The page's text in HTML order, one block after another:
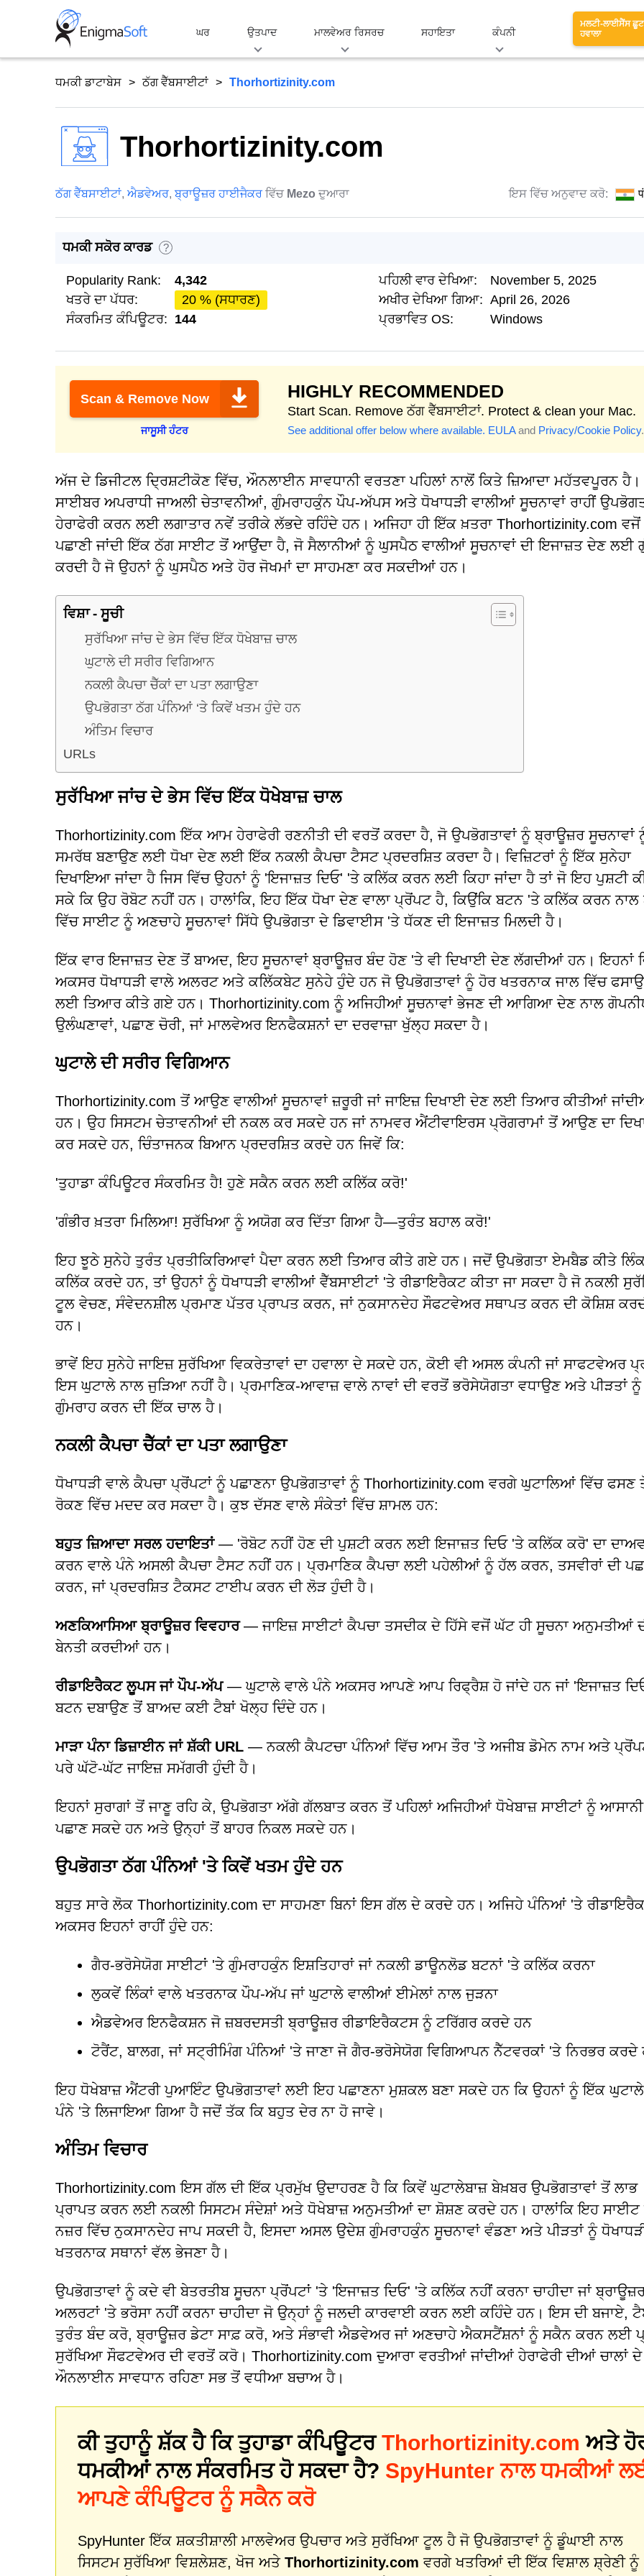
ਘਰ ਉਤਪਾਦ ਮਾਲਵੇਅਰ ਰਿਸਰਚ ਸਹਾਇਤਾ ਕੰਪਨੀ
ਮਲਟੀ-ਲਾਈਸੈਂਸ ਛੂਟ
ਹਵਾਲਾ
ਧਮਕੀ ਡਾਟਾਬੇਸ ਠੱਗ ਵੈੱਬਸਾਈਟਾਂ Thorhortizinity.com
Thorhortizinity.com
ਠੱਗ ਵੈੱਬਸਾਈਟਾਂ, ਐਡਵੇਅਰ,ਬ੍ਰਾਊਜ਼ਰ ਹਾਈਜੈਕਰ ਵਿੱਚ Mezo ਦੁਆਰਾ ਇਸ ਵਿੱਚ ਅਨੁਵਾਦ ਕਰੋ:
ਧਮਕੀ ਸਕੋਰ ਕਾਰਡ ?
Popularity Rank:
4,342
ਖਤਰੇ ਦਾ ਪੱਧਰ:
20 % (ਸਧਾਰਣ)
ਸੰਕਰਮਿਤ ਕੰਪਿਊਟਰ: 144
ਪਹਿਲੀ ਵਾਰ ਦੇਖਿਆ:
November 5, 2025
ਅਖੀਰ ਦੇਖਿਆ ਗਿਆ: April 26, 2026
ਪ੍ਰਭਾਵਿਤ OS:
Windows
Scan & Remove Now
ਜਾਸੂਸੀ ਹੰਟਰ
HIGHLY RECOMMENDED
Start Scan. Remove ਠੱਗ ਵੈੱਬਸਾਈਟਾਂ. Protect & clean your Mac.
See additional offer below where available. EULAand Privacy/Cookie Policy.
ਅੱਜ ਦੇ ਡਿਜੀਟਲ ਦ੍ਰਿਸ਼ਟੀਕੋਣ ਵਿੱਚ, ਔਨਲਾਈਨ ਸਾਵਧਾਨੀ ਵਰਤਣਾ ਪਹਿਲਾਂ ਨਾਲੋਂ ਕਿਤੇ ਜ਼ਿਆਦਾ ਮਹੱਤਵਪੂਰਨ ਹੈ।
ਸਾਈਬਰ ਅਪਰਾਧੀ ਜਾਅਲੀ ਚੇਤਾਵਨੀਆਂ, ਗੁੰਮਰਾਹਕੁੰਨ ਪੌਪ-ਅੱਪਸ ਅਤੇ ਧੋਖਾਧੜੀ ਵਾਲੀਆਂ ਸੂਚਨਾਵਾਂ ਰਾਹੀਂ
ਹੇਰਾਫੇਰੀ ਕਰਨ ਲਈ ਲਗਾਤਾਰ ਨਵੇਂ ਤਰੀਕੇ ਲੱਭਦੇ ਰਹਿੰਦੇ ਹਨ। ਅਜਿਹਾ ਹੀ ਇੱਕ ਖ਼ਤਰਾ Thorhortizinity.com ਵਜੋਂ
ਪਛਾਣੀ ਜਾਂਦੀ ਇੱਕ ਠੱਗ ਸਾਈਟ ਤੋਂ ਆਉਂਦਾ ਹੈ, ਜੋ ਸੈਲਾਨੀਆਂ ਨੂੰ ਘੁਸਪੈਠ ਵਾਲੀਆਂ ਸੂਚਨਾਵਾਂ ਦੀ ਇਜਾਜ਼ਤ ਦੇਣ ਲਈ
ਕਰਦੀ ਹੈ ਜੋ ਉਹਨਾਂ ਨੂੰ ਘੁਸਪੈਠ ਅਤੇ ਹੋਰ ਜੋਖਮਾਂ ਦਾ ਸਾਹਮਣਾ ਕਰ ਸਕਦੀਆਂ ਹਨ।
ਵਿਸ਼ਾ - ਸੂਚੀ
ਸੁਰੱਖਿਆ ਜਾਂਚ ਦੇ ਭੇਸ ਵਿੱਚ ਇੱਕ ਧੋਖੇਬਾਜ਼ ਚਾਲ
ਘੁਟਾਲੇ ਦੀ ਸਰੀਰ ਵਿਗਿਆਨ
ਨਕਲੀ ਕੈਪਚਾ ਚੈੱਕਾਂ ਦਾ ਪਤਾ ਲਗਾਉਣਾ
ਉਪਭੋਗਤਾ ਠੱਗ ਪੰਨਿਆਂ ‘ਤੇ ਕਿਵੇਂ ਖਤਮ ਹੁੰਦੇ ਹਨ
ਅੰਤਿਮ ਵਿਚਾਰ
URLs
ਸੁਰੱਖਿਆ ਜਾਂਚ ਦੇ ਭੇਸ ਵਿੱਚ ਇੱਕ ਧੋਖੇਬਾਜ਼ ਚਾਲ
Thorhortizinity.com ਇੱਕ ਆਮ ਹੇਰਾਫੇਰੀ ਰਣਨੀਤੀ ਦੀ ਵਰਤੋਂ ਕਰਦਾ ਹੈ, ਜੋ ਉਪਭੋਗਤਾਵਾਂ ਨੂੰ ਬ੍ਰਾਊਜ਼ਰ ਸੂਚਨਾਵਾਂ
ਸਮਰੱਥ ਬਣਾਉਣ ਲਈ ਧੋਖਾ ਦੇਣ ਲਈ ਇੱਕ ਨਕਲੀ ਕੈਪਚਾ ਟੈਸਟ ਪ੍ਰਦਰਸ਼ਿਤ ਕਰਦਾ ਹੈ। ਵਿਜ਼ਿਟਰਾਂ ਨੂੰ ਇੱਕ ਸੁਨੇਹਾ
ਦਿਖਾਇਆ ਜਾਂਦਾ ਹੈ ਜਿਸ ਵਿੱਚ ਉਹਨਾਂ ਨੂੰ 'ਇਜਾਜ਼ਤ ਦਿਓ' 'ਤੇ ਕਲਿੱਕ ਕਰਨ ਲਈ ਕਿਹਾ ਜਾਂਦਾ ਹੈ ਤਾਂ ਜੋ ਇਹ ਪੁਸ਼ਟੀ
ਸਕੇ ਕਿ ਉਹ ਰੋਬੋਟ ਨਹੀਂ ਹਨ। ਹਾਲਾਂਕਿ, ਇਹ ਇੱਕ ਧੋਖਾ ਦੇਣ ਵਾਲਾ ਪ੍ਰੋਂਪਟ ਹੈ, ਕਿਉਂਕਿ ਬਟਨ 'ਤੇ ਕਲਿੱਕ ਕਰਨ
ਵਿੱਚ ਸਾਈਟ ਨੂੰ ਅਣਚਾਹੇ ਸੂਚਨਾਵਾਂ ਸਿੱਧੇ ਉਪਭੋਗਤਾ ਦੇ ਡਿਵਾਈਸ 'ਤੇ ਧੱਕਣ ਦੀ ਇਜਾਜ਼ਤ ਮਿਲਦੀ ਹੈ।
ਇੱਕ ਵਾਰ ਇਜਾਜ਼ਤ ਦੇਣ ਤੋਂ ਬਾਅਦ, ਇਹ ਸੂਚਨਾਵਾਂ ਬ੍ਰਾਊਜ਼ਰ ਬੰਦ ਹੋਣ 'ਤੇ ਵੀ ਦਿਖਾਈ ਦੇਣ ਲੱਗਦੀਆਂ ਹਨ। ਇਹਨਾਂ
ਅਕਸਰ ਧੋਖਾਧੜੀ ਵਾਲੇ ਅਲਰਟ ਅਤੇ ਕਲਿੱਕਬੇਟ ਸੁਨੇਹੇ ਹੁੰਦੇ ਹਨ ਜੋ ਉਪਭੋਗਤਾਵਾਂ ਨੂੰ ਹੋਰ ਖਤਰਨਾਕ ਜਾਲ ਵਿੱਚ
ਲਈ ਤਿਆਰ ਕੀਤੇ ਗਏ ਹਨ। Thorhortizinity.com ਨੂੰ ਅਜਿਹੀਆਂ ਸੂਚਨਾਵਾਂ ਭੇਜਣ ਦੀ ਆਗਿਆ ਦੇਣ ਨਾਲ
ਉਲੰਘਣਾਵਾਂ, ਪਛਾਣ ਚੋਰੀ, ਜਾਂ ਮਾਲਵੇਅਰ ਇਨਫੈਕਸ਼ਨਾਂ ਦਾ ਦਰਵਾਜ਼ਾ ਖੁੱਲ੍ਹ ਸਕਦਾ ਹੈ।
ਘੁਟਾਲੇ ਦੀ ਸਰੀਰ ਵਿਗਿਆਨ
Thorhortizinity.com ਤੋਂ ਆਉਣ ਵਾਲੀਆਂ ਸੂਚਨਾਵਾਂ ਜ਼ਰੂਰੀ ਜਾਂ ਜਾਇਜ਼ ਦਿਖਾਈ ਦੇਣ ਲਈ ਤਿਆਰ ਕੀਤੀਆਂ
ਹਨ। ਉਹ ਸਿਸਟਮ ਚੇਤਾਵਨੀਆਂ ਦੀ ਨਕਲ ਕਰ ਸਕਦੇ ਹਨ ਜਾਂ ਨਾਮਵਰ ਐਂਟੀਵਾਇਰਸ ਪ੍ਰੋਗਰਾਮਾਂ ਤੋਂ ਆਉਣ ਦਾ
ਕਰ ਸਕਦੇ ਹਨ, ਚਿੰਤਾਜਨਕ ਬਿਆਨ ਪ੍ਰਦਰਸ਼ਿਤ ਕਰਦੇ ਹਨ ਜਿਵੇਂ ਕਿ:
'ਤੁਹਾਡਾ ਕੰਪਿਊਟਰ ਸੰਕਰਮਿਤ ਹੈ! ਹੁਣੇ ਸਕੈਨ ਕਰਨ ਲਈ ਕਲਿੱਕ ਕਰੋ!'
'ਗੰਭੀਰ ਖ਼ਤਰਾ ਮਿਲਿਆ! ਸੁਰੱਖਿਆ ਨੂੰ ਅਯੋਗ ਕਰ ਦਿੱਤਾ ਗਿਆ ਹੈ—ਤੁਰੰਤ ਬਹਾਲ ਕਰੋ!'
ਇਹ ਝੂਠੇ ਸੁਨੇਹੇ ਤੁਰੰਤ ਪ੍ਰਤੀਕਿਰਿਆਵਾਂ ਪੈਦਾ ਕਰਨ ਲਈ ਤਿਆਰ ਕੀਤੇ ਗਏ ਹਨ। ਜਦੋਂ ਉਪਭੋਗਤਾ ਏਮਬੈਡ ਕੀਤੇ
ਕਲਿੱਕ ਕਰਦੇ ਹਨ, ਤਾਂ ਉਹਨਾਂ ਨੂੰ ਧੋਖਾਧੜੀ ਵਾਲੀਆਂ ਵੈੱਬਸਾਈਟਾਂ 'ਤੇ ਰੀਡਾਇਰੈਕਟ ਕੀਤਾ ਜਾ ਸਕਦਾ ਹੈ ਜੋ ਨਕਲੀ
ਟੂਲ ਵੇਚਣ, ਸੰਵੇਦਨਸ਼ੀਲ ਪ੍ਰਮਾਣ ਪੱਤਰ ਪ੍ਰਾਪਤ ਕਰਨ, ਜਾਂ ਨੁਕਸਾਨਦੇਹ ਸੌਫਟਵੇਅਰ ਸਥਾਪਤ ਕਰਨ ਦੀ ਕੋਸ਼ਿਸ਼
ਹਨ।
ਭਾਵੇਂ ਇਹ ਸੁਨੇਹੇ ਜਾਇਜ਼ ਸੁਰੱਖਿਆ ਵਿਕਰੇਤਾਵਾਂ ਦਾ ਹਵਾਲਾ ਦੇ ਸਕਦੇ ਹਨ, ਕੋਈ ਵੀ ਅਸਲ ਕੰਪਨੀ ਜਾਂ ਸਾਫਟਵੇਅਰ
ਇਸ ਘੁਟਾਲੇ ਨਾਲ ਜੁੜਿਆ ਨਹੀਂ ਹੈ। ਪ੍ਰਮਾਣਿਕ-ਆਵਾਜ਼ ਵਾਲੇ ਨਾਵਾਂ ਦੀ ਵਰਤੋਂ ਭਰੋਸੇਯੋਗਤਾ ਵਧਾਉਣ ਅਤੇ ਪੀੜਤਾਂ
ਗੁੰਮਰਾਹ ਕਰਨ ਦੀ ਇੱਕ ਚਾਲ ਹੈ।
ਨਕਲੀ ਕੈਪਚਾ ਚੈੱਕਾਂ ਦਾ ਪਤਾ ਲਗਾਉਣਾ
ਧੋਖਾਧੜੀ ਵਾਲੇ ਕੈਪਚਾ ਪ੍ਰੋਂਪਟਾਂ ਨੂੰ ਪਛਾਣਨਾ ਉਪਭੋਗਤਾਵਾਂ ਨੂੰ Thorhortizinity.com ਵਰਗੇ ਘੁਟਾਲਿਆਂ ਵਿੱਚ ਫਸਣ
ਰੋਕਣ ਵਿੱਚ ਮਦਦ ਕਰ ਸਕਦਾ ਹੈ। ਕੁਝ ਦੱਸਣ ਵਾਲੇ ਸੰਕੇਤਾਂ ਵਿੱਚ ਸ਼ਾਮਲ ਹਨ:
ਬਹੁਤ ਜ਼ਿਆਦਾ ਸਰਲ ਹਦਾਇਤਾਂ— 'ਰੋਬੋਟ ਨਹੀਂ ਹੋਣ ਦੀ ਪੁਸ਼ਟੀ ਕਰਨ ਲਈ ਇਜਾਜ਼ਤ ਦਿਓ 'ਤੇ ਕਲਿੱਕ ਕਰੋ' ਦਾ
ਕਰਨ ਵਾਲੇ ਪੰਨੇ ਅਸਲੀ ਕੈਪਚਾ ਟੈਸਟ ਨਹੀਂ ਹਨ। ਪ੍ਰਮਾਣਿਕ ਕੈਪਚਾ ਲਈ ਪਹੇਲੀਆਂ ਨੂੰ ਹੱਲ ਕਰਨ, ਤਸਵੀਰਾਂ ਦੀ
ਕਰਨ, ਜਾਂ ਪ੍ਰਦਰਸ਼ਿਤ ਟੈਕਸਟ ਟਾਈਪ ਕਰਨ ਦੀ ਲੋੜ ਹੁੰਦੀ ਹੈ।
ਅਣਕਿਆਸਿਆ ਬ੍ਰਾਊਜ਼ਰ ਵਿਵਹਾਰ— ਜਾਇਜ਼ ਸਾਈਟਾਂ ਕੈਪਚਾ ਤਸਦੀਕ ਦੇ ਹਿੱਸੇ ਵਜੋਂ ਘੱਟ ਹੀ ਸੂਚਨਾ ਅਨੁਮਤੀਆਂ
ਬੇਨਤੀ ਕਰਦੀਆਂ ਹਨ।
ਰੀਡਾਇਰੈਕਟ ਲੂਪਸ ਜਾਂ ਪੌਪ-ਅੱਪ— ਘੁਟਾਲੇ ਵਾਲੇ ਪੰਨੇ ਅਕਸਰ ਆਪਣੇ ਆਪ ਰਿਫ੍ਰੈਸ਼ ਹੋ ਜਾਂਦੇ ਹਨ ਜਾਂ 'ਇਜਾਜ਼ਤ
ਬਟਨ ਦਬਾਉਣ ਤੋਂ ਬਾਅਦ ਕਈ ਟੈਬਾਂ ਖੋਲ੍ਹ ਦਿੰਦੇ ਹਨ।
ਮਾੜਾ ਪੰਨਾ ਡਿਜ਼ਾਈਨ ਜਾਂ ਸ਼ੱਕੀ URL — ਨਕਲੀ ਕੈਪਟਚਾ ਪੰਨਿਆਂ ਵਿੱਚ ਆਮ ਤੌਰ 'ਤੇ ਅਜੀਬ ਡੋਮੇਨ ਨਾਮ ਅਤੇ
ਪਰੇ ਘੱਟੋ-ਘੱਟ ਜਾਇਜ਼ ਸਮੱਗਰੀ ਹੁੰਦੀ ਹੈ।
ਇਹਨਾਂ ਸੁਰਾਗਾਂ ਤੋਂ ਜਾਣੂ ਰਹਿ ਕੇ, ਉਪਭੋਗਤਾ ਅੱਗੇ ਗੱਲਬਾਤ ਕਰਨ ਤੋਂ ਪਹਿਲਾਂ ਅਜਿਹੀਆਂ ਧੋਖੇਬਾਜ਼ ਸਾਈਟਾਂ ਨੂੰ
ਪਛਾਣ ਸਕਦੇ ਹਨ ਅਤੇ ਉਨ੍ਹਾਂ ਤੋਂ ਬਾਹਰ ਨਿਕਲ ਸਕਦੇ ਹਨ।
ਉਪਭੋਗਤਾ ਠੱਗ ਪੰਨਿਆਂ 'ਤੇ ਕਿਵੇਂ ਖਤਮ ਹੁੰਦੇ ਹਨ
ਬਹੁਤ ਸਾਰੇ ਲੋਕ Thorhortizinity.com ਦਾ ਸਾਹਮਣਾ ਬਿਨਾਂ ਇਸ ਗੱਲ ਦੇ ਕਰਦੇ ਹਨ। ਅਜਿਹੇ ਪੰਨਿਆਂ 'ਤੇ
ਅਕਸਰ ਇਹਨਾਂ ਰਾਹੀਂ ਹੁੰਦੇ ਹਨ:
ਗੈਰ-ਭਰੋਸੇਯੋਗ ਸਾਈਟਾਂ 'ਤੇ ਗੁੰਮਰਾਹਕੁੰਨ ਇਸ਼ਤਿਹਾਰਾਂ ਜਾਂ ਨਕਲੀ ਡਾਊਨਲੋਡ ਬਟਨਾਂ 'ਤੇ ਕਲਿੱਕ ਕਰਨਾ
ਲੁਕਵੇਂ ਲਿੰਕਾਂ ਵਾਲੇ ਖਤਰਨਾਕ ਪੌਪ-ਅੱਪ ਜਾਂ ਘੁਟਾਲੇ ਵਾਲੀਆਂ ਈਮੇਲਾਂ ਨਾਲ ਜੁੜਨਾ
ਐਡਵੇਅਰ ਇਨਫੈਕਸ਼ਨ ਜੋ ਜ਼ਬਰਦਸਤੀ ਬ੍ਰਾਊਜ਼ਰ ਰੀਡਾਇਰੈਕਟਸ ਨੂੰ ਟਰਿੱਗਰ ਕਰਦੇ ਹਨ
ਟੋਰੈਂਟ, ਬਾਲਗ, ਜਾਂ ਸਟ੍ਰੀਮਿੰਗ ਪੰਨਿਆਂ 'ਤੇ ਜਾਣਾ ਜੋ ਗੈਰ-ਭਰੋਸੇਯੋਗ ਵਿਗਿਆਪਨ ਨੈੱਟਵਰਕਾਂ 'ਤੇ ਨਿਰਭਰ ਕਰਦੇ
ਇਹ ਧੋਖੇਬਾਜ਼ ਐਂਟਰੀ ਪੁਆਇੰਟ ਉਪਭੋਗਤਾਵਾਂ ਲਈ ਇਹ ਪਛਾਣਨਾ ਮੁਸ਼ਕਲ ਬਣਾ ਸਕਦੇ ਹਨ ਕਿ ਉਹਨਾਂ ਨੂੰ ਇੱਕ
ਪੰਨੇ 'ਤੇ ਲਿਜਾਇਆ ਗਿਆ ਹੈ ਜਦੋਂ ਤੱਕ ਕਿ ਬਹੁਤ ਦੇਰ ਨਾ ਹੋ ਜਾਵੇ।
ਅੰਤਿਮ ਵਿਚਾਰ
Thorhortizinity.com ਇਸ ਗੱਲ ਦੀ ਇੱਕ ਪ੍ਰਮੁੱਖ ਉਦਾਹਰਣ ਹੈ ਕਿ ਕਿਵੇਂ ਘੁਟਾਲੇਬਾਜ਼ ਬੇਖ਼ਬਰ ਉਪਭੋਗਤਾਵਾਂ ਤੋਂ ਲਾਭ
ਪ੍ਰਾਪਤ ਕਰਨ ਲਈ ਨਕਲੀ ਸਿਸਟਮ ਸੰਦੇਸ਼ਾਂ ਅਤੇ ਧੋਖੇਬਾਜ਼ ਅਨੁਮਤੀਆਂ ਦਾ ਸ਼ੋਸ਼ਣ ਕਰਦੇ ਹਨ। ਹਾਲਾਂਕਿ ਇਹ ਸਾਈਟ
ਨਜ਼ਰ ਵਿੱਚ ਨੁਕਸਾਨਦੇਹ ਜਾਪ ਸਕਦੀ ਹੈ, ਇਸਦਾ ਅਸਲ ਉਦੇਸ਼ ਗੁੰਮਰਾਹਕੁੰਨ ਸੂਚਨਾਵਾਂ ਵੰਡਣਾ ਅਤੇ ਪੀੜਤਾਂ ਨੂੰ
ਖਤਰਨਾਕ ਸਥਾਨਾਂ ਵੱਲ ਭੇਜਣਾ ਹੈ।
ਉਪਭੋਗਤਾਵਾਂ ਨੂੰ ਕਦੇ ਵੀ ਬੇਤਰਤੀਬ ਸੂਚਨਾ ਪ੍ਰੋਂਪਟਾਂ 'ਤੇ 'ਇਜਾਜ਼ਤ ਦਿਓ' 'ਤੇ ਕਲਿੱਕ ਨਹੀਂ ਕਰਨਾ ਚਾਹੀਦਾ ਜਾਂ
ਅਲਰਟਾਂ 'ਤੇ ਭਰੋਸਾ ਨਹੀਂ ਕਰਨਾ ਚਾਹੀਦਾ ਜੋ ਉਨ੍ਹਾਂ ਨੂੰ ਜਲਦੀ ਕਾਰਵਾਈ ਕਰਨ ਲਈ ਕਹਿੰਦੇ ਹਨ। ਇਸ ਦੀ ਬਜਾਏ,
ਤੁਰੰਤ ਬੰਦ ਕਰੋ, ਬ੍ਰਾਊਜ਼ਰ ਡੇਟਾ ਸਾਫ਼ ਕਰੋ, ਅਤੇ ਸੰਭਾਵੀ ਐਡਵੇਅਰ ਜਾਂ ਅਣਚਾਹੇ ਐਕਸਟੈਂਸ਼ਨਾਂ ਨੂੰ ਸਕੈਨ ਕਰਨ ਲਈ
ਸੁਰੱਖਿਆ ਸੌਫਟਵੇਅਰ ਦੀ ਵਰਤੋਂ ਕਰੋ। Thorhortizinity.com ਦੁਆਰਾ ਵਰਤੀਆਂ ਜਾਂਦੀਆਂ ਹੇਰਾਫੇਰੀ ਦੀਆਂ ਚਾਲਾਂ ਦੇ
ਔਨਲਾਈਨ ਸਾਵਧਾਨ ਰਹਿਣਾ ਸਭ ਤੋਂ ਵਧੀਆ ਬਚਾਅ ਹੈ।
ਕੀ ਤੁਹਾਨੂੰ ਸ਼ੱਕ ਹੈ ਕਿ ਤੁਹਾਡਾ ਕੰਪਿਊਟਰThorhortizinity.com ਅਤੇ
ਧਮਕੀਆਂ ਨਾਲ ਸੰਕਰਮਿਤ ਹੋ ਸਕਦਾ ਹੈ? SpyHunter ਨਾਲ ਧਮਕੀਆਂ
ਆਪਣੇ ਕੰਪਿਊਟਰ ਨੂੰ ਸਕੈਨ ਕਰੋ
SpyHunter ਇੱਕ ਸ਼ਕਤੀਸ਼ਾਲੀ ਮਾਲਵੇਅਰ ਉਪਚਾਰ ਅਤੇ ਸੁਰੱਖਿਆ ਟੂਲ ਹੈ ਜੋ ਉਪਭੋਗਤਾਵਾਂ ਨੂੰ ਡੂੰਘਾਈ ਨਾਲ
ਸਿਸਟਮ ਸੁਰੱਖਿਆ ਵਿਸ਼ਲੇਸ਼ਣ, ਖੋਜ ਅਤੇ Thorhortizinity.com ਵਰਗੇ ਖਤਰਿਆਂ ਦੀ ਇੱਕ ਵਿਸ਼ਾਲ ਸ਼੍ਰੇਣੀ ਨੂੰ